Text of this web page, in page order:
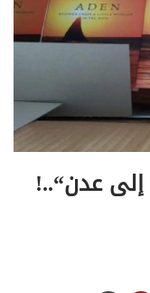
إلى عدن“..!